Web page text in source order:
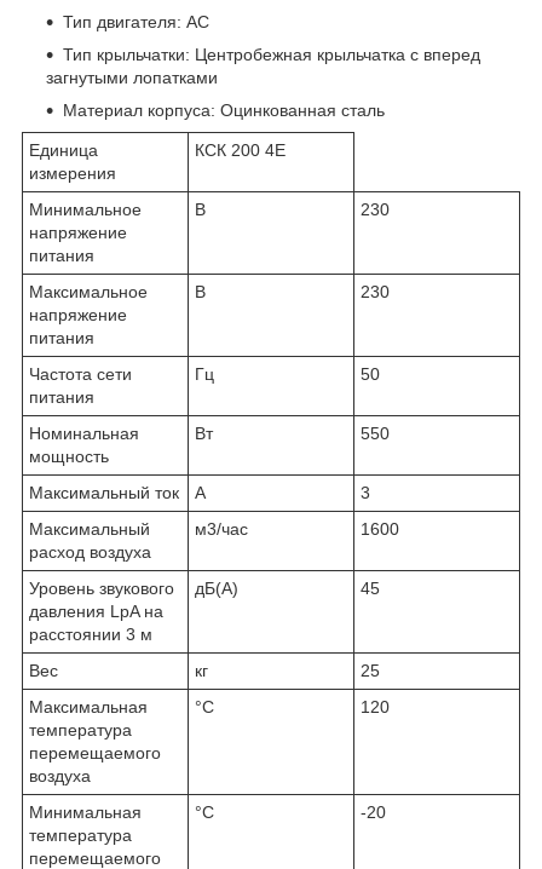
Тип двигателя: AC
Тип крыльчатки: Центробежная крыльчатка с вперед
загнутыми лопатками
Материал корпуса: Оцинкованная сталь
Единица
измерения
КСК 200 4Е
Минимальное
напряжение
питания
В 230
Максимальное
напряжение
питания
В 230
Частота сети
питания
Гц 50
Номинальная
мощность
Вт 550
Максимальный ток A
3
Максимальный
расход воздуха
м3/час 1600
Уровень звукового
давления LpA на
расстоянии 3 м
дБ(А) 45
Вес кг
25
Максимальная
температура
перемещаемого
воздуха
°С 120
Минимальная
температура
перемещаемого
°С -20